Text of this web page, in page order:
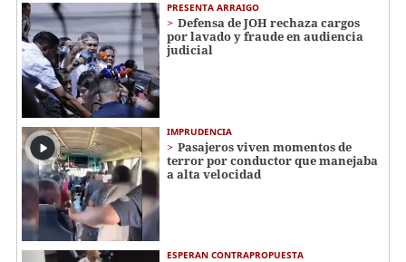
PRESENTA ARRAIGO
Defensa de JOH rechaza cargos
por lavado y fraude en audiencia
judicial
IMPRUDENCIA
Pasajeros viven momentos de
terror por conductor que manejaba
a alta velocidad
ESPERAN CONTRAPROPUESTA